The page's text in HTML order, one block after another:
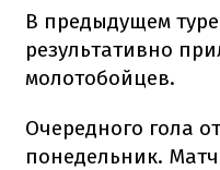
В предыдущем
результативно
молотобойцев.
Очередного гола
понедельник.